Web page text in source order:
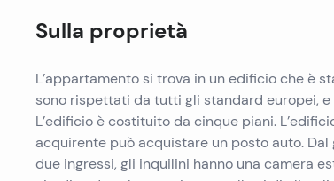
Sulla proprietà
L’appartamento si trova in un edificio che è
sono rispettati da tutti gli standard europei,
L’edificio è costituito da cinque piani.
acquirente può acquistare un posto auto.
due ingressi, gli inquilini hanno una camera